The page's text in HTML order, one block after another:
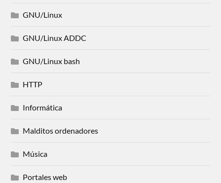
GNU/Linux
GNU/Linux ADDC
GNU/Linux bash
HTTP
Informática
Malditos ordenadores
Música
Portales web